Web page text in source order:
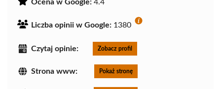
Ocena w Google: 4.4
Liczba opinii w Google: 1380
Czytaj opinie: Zobacz profil
Strona www: Pokaż stronę